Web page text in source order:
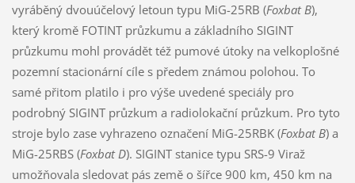
vyráběný dvouúčelový letoun typu MiG-25RB (Foxbat B),
který kromě FOTINT průzkumu a základního SIGINT
průzkumu mohl provádět též pumové útoky na velkoplošné
pozemní stacionární cíle s předem známou polohou. To
samé přitom platilo i pro výše uvedené speciály pro
podrobný SIGINT průzkum a radiolokační průzkum. Pro tyto
stroje bylo zase vyhrazeno označení MiG-25RBK (Foxbat B) a
MiG-25RBS (Foxbat D). SIGINT stanice typu SRS-9 Viraž
umožňovala sledovat pás země o šířce 900 km, 450 km na